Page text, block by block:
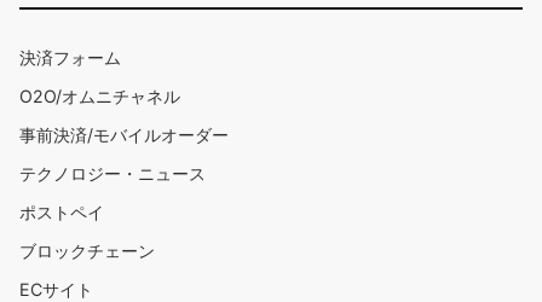
決済フォーム
O2O/オムニチャネル
事前決済/モバイルオーダー
テクノロジー・ニュース
ポストペイ
ブロックチェーン
ECサイト